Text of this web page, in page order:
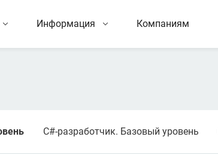
Информация Компаниям
C#-разработчик. Базовый уровень